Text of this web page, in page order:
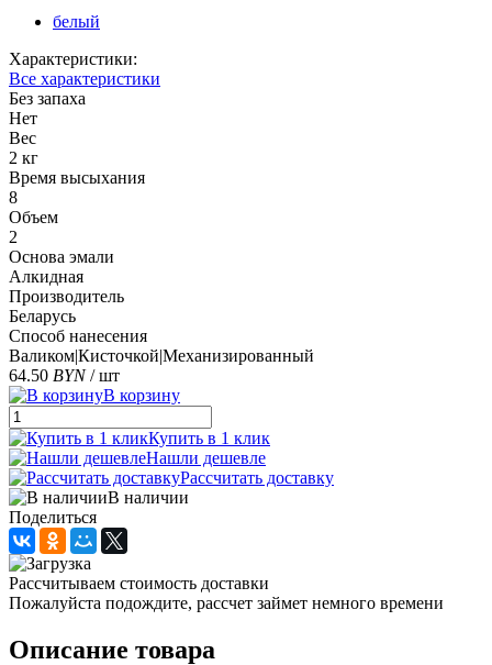
белый
Характеристики:
Все характеристики
Без запаха
Нет
Вес
2 кг
Время высыхания
8
Объем
2
Основа эмали
Алкидная
Производитель
Беларусь
Способ нанесения
Валиком|Кисточкой|Механизированный
64.50 BYN / шт
В корзину
Купить в 1 клик
Нашли дешевле
Рассчитать доставку
В наличии
Поделиться
Рассчитываем стоимость доставки
Пожалуйста подождите, рассчет займет немного времени
Описание товара